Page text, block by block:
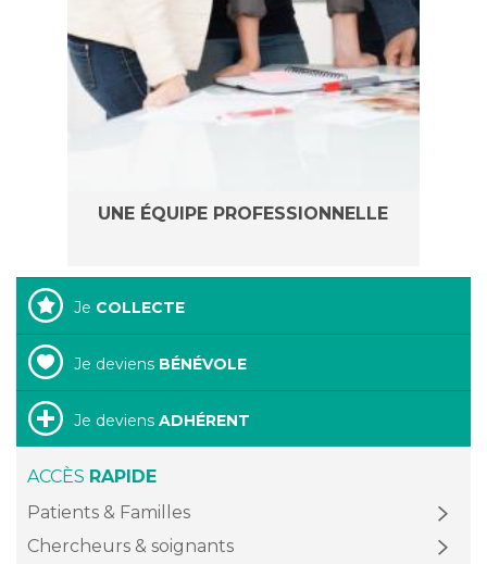
UNE ÉQUIPE PROFESSIONNELLE
Je COLLECTE
Je deviens BÉNÉVOLE
Je deviens ADHÉRENT
ACCÈS RAPIDE
Patients & Familles
Chercheurs & soignants